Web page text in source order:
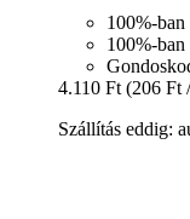
100%-ban
100%-ban
4.110 Ft (206 Ft
Szállítás eddig: